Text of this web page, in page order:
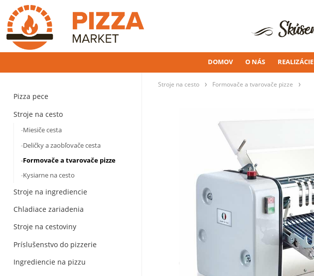
DOMOV O NÁS REALIZÁCIE
Pizza pece
Stroje na cesto
Miesiče cesta
Deličky a zaobľovače cesta
Formovače a tvarovače pizze
Kysiarne na cesto
Stroje na ingrediencie
Chladiace zariadenia
Stroje na cestoviny
Príslušenstvo do pizzerie
Ingrediencie na pizzu
Stroje na cesto Formovače a tvarovače pizze